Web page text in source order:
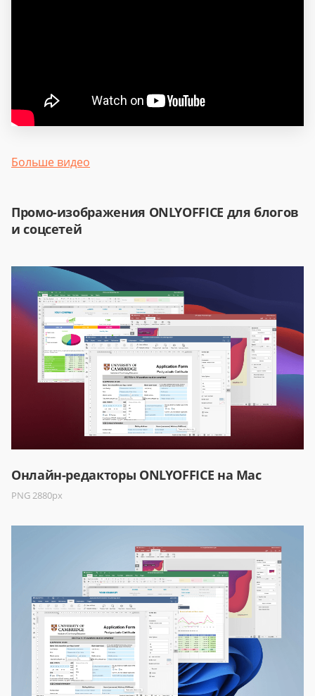
Больше видео
Промо-изображения ONLYOFFICE для блогов
и соцсетей
Онлайн-редакторы ONLYOFFICE на Mac
PNG 2880px